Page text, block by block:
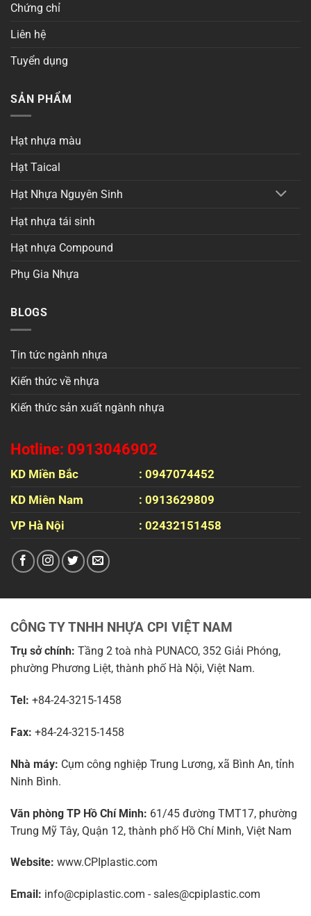
Chứng chỉ
Liên hệ
Tuyển dụng
SẢN PHẨM
Hạt nhựa màu
Hạt Taical
Hạt Nhựa Nguyên Sinh
Hạt nhựa tái sinh
Hạt nhựa Compound
Phụ Gia Nhựa
BLOGS
Tin tức ngành nhựa
Kiến thức về nhựa
Kiến thức sản xuất ngành nhựa
Hotline: 0913046902
KD Miền Bắc
: 0947074452
KD Miên Nam
: 0913629809
VP Hà Nội
: 02432151458
CÔNG TY TNHH NHỰA CPI VIỆT NAM
Trụ sở chính: Tầng 2 toà nhà PUNACO, 352 Giải Phóng,
phường Phương Liệt, thành phố Hà Nội, Việt Nam.
Tel: +84-24-3215-1458
Fax: +84-24-3215-1458
Nhà máy: Cụm công nghiệp Trung Lương, xã Bình An, tỉnh
Ninh Bình.
Văn phòng TP Hồ Chí Minh: 61/45 đường TMT17, phường
Trung Mỹ Tây, Quận 12, thành phố Hồ Chí Minh, Việt Nam
Website: www.CPIplastic.com
Email: info@cpiplastic.com - sales@cpiplastic.com